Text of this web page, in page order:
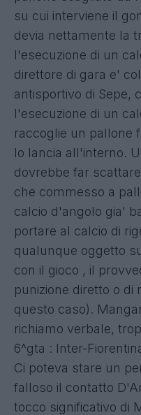
su cui interviene il
devia nettamente la
l'esecuzione di un
direttore di gara e'
antisportivo di Sepe,
l'esecuzione di un
raccoglie un pallone
lo lancia all'interno.
dovrebbe far
che commesso a
calcio d'angolo gia'
portare al calcio di
qualunque oggetto
con il gioco , il
punizione diretto o di
questo caso).
richiamo verbale,
6^gta : Inter-
Ci poteva stare un
falloso il contatto
tocco significativo di